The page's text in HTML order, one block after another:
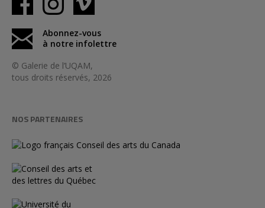
Abonnez-vous
à notre infolettre
© Galerie de l’UQAM,
tous droits réservés, 2026
NOS PARTENAIRES